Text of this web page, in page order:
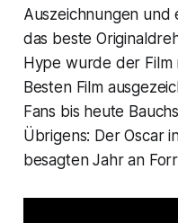
Auszeichnungen
das beste
Hype wurde der Film
Besten Film
Fans bis heute
Übrigens: DerOscar
besagten Jahr an